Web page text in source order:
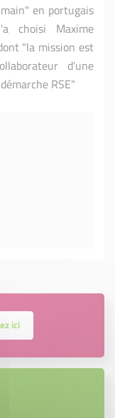
en portugais
choisi Maxime
"la mission est
d'une
RSE"
ici